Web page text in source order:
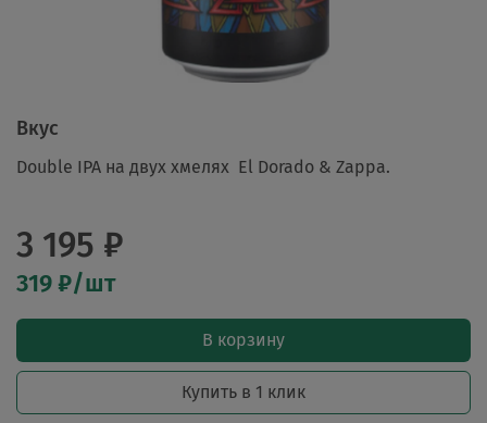
3 195 ₽
319 ₽/шт
В корзину
Купить в 1 клик
Вкус
Double IPA на двух хмелях El Dorado & Zappa.